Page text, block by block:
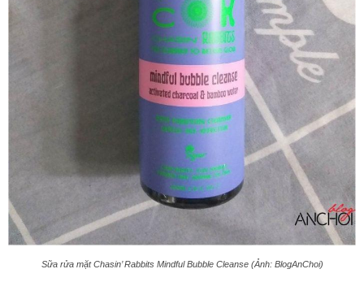
Sữa rửa mặt Chasin’ Rabbits Mindful Bubble Cleanse (Ảnh: BlogAnChoi)